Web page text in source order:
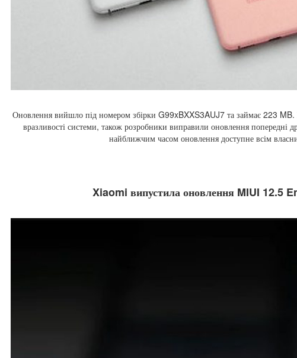
Оновлення вийшло під номером збірки G99xBXXS3AUJ7 та займає 223
вразливості системи, також розробники виправили оновлення попередні
найближчим часом оновлення доступне всім
Xiaomi випустила оновлення MIUI 12.5